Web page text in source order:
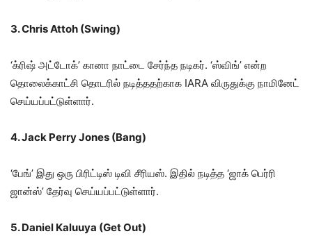
3. Chris Attoh (Swing)
‘க்ரிஷ் அட்டோக்’ கானா நாட்டை சேர்ந்த நடிகர். ‘ஸ்விங்’ என்ற
தொலைக்காட்சி தொடரில் நடித்ததற்காக IARA விருதுக்கு நாமினேட்
செய்யப்பட்டுள்ளார்.
4. Jack Perry Jones (Bang)
‘பேங்’ இது ஒரு பிரிட்டிஸ் டிவி சீரியஸ். இதில் நடித்த ‘ஜாக் பெர்ரி
ஜான்ஸ்’ தேர்வு செய்யப்பட்டுள்ளார்.
5. Daniel Kaluuya (Get Out)